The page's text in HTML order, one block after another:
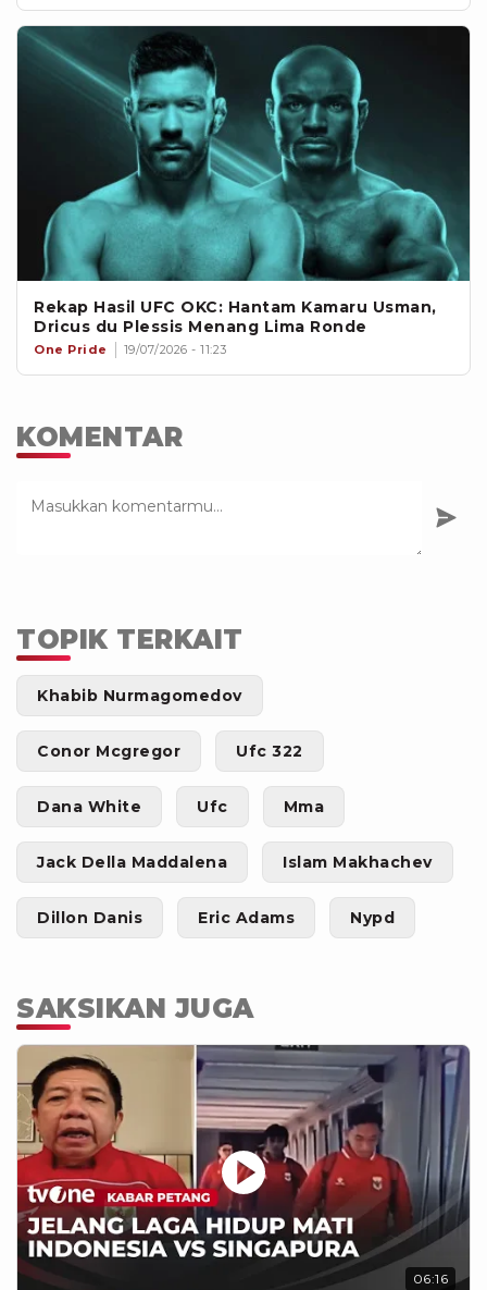
Rekap Hasil UFC OKC: Hantam Kamaru Usman,
Dricus du Plessis Menang Lima Ronde
One Pride 19/07/2026 - 11:23
KOMENTAR
TOPIK TERKAIT
Khabib Nurmagomedov
Conor Mcgregor Ufc 322
Dana White Ufc Mma
Jack Della Maddalena Islam Makhachev
Dillon Danis Eric Adams Nypd
SAKSIKAN JUGA
06:16